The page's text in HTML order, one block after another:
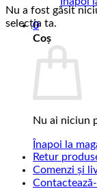
0
Coș
Nu ai niciun
Înapoi la
Nu a fost găsit
selecția ta.
Retur
Comenzi și